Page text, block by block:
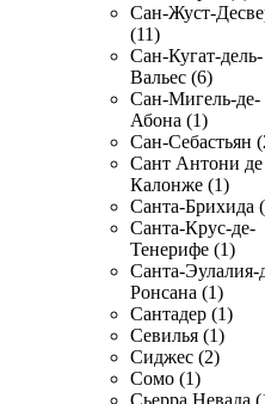
Сан-Жуст-
(11)
Сан-Кугат-дель-
Вальес (6)
Сан-Мигель-де-
Абона (1)
Сан-Себастьян
Сант Антони де
Калонже (1)
Санта-Брихида
Санта-Крус-де-
Тенерифе (1)
Санта-Эулалия-
Ронсана (1)
Сантадер (1)
Севилья (1)
Сиджес (2)
Сомо (1)
Сьерра Невада